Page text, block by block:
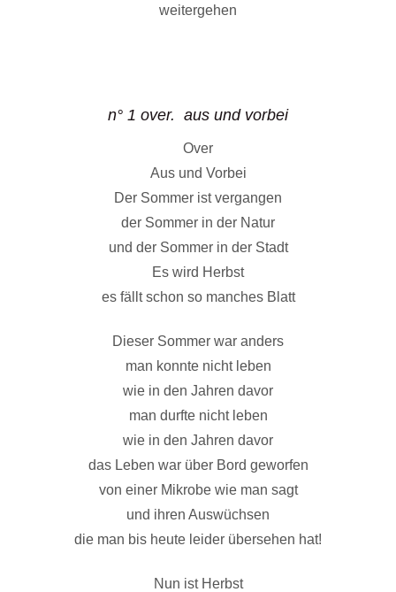
weitergehen
n° 1 over. aus und vorbei
Over
Aus und Vorbei
Der Sommer ist vergangen
der Sommer in der Natur
und der Sommer in der Stadt
Es wird Herbst
es fällt schon so manches Blatt
Dieser Sommer war anders
man konnte nicht leben
wie in den Jahren davor
man durfte nicht leben
wie in den Jahren davor
das Leben war über Bord geworfen
von einer Mikrobe wie man sagt
und ihren Auswüchsen
die man bis heute leider übersehen hat!
Nun ist Herbst